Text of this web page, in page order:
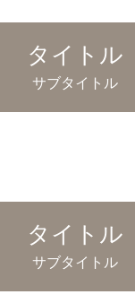
タイトル
サブタイトル
タイトル
サブタイトル